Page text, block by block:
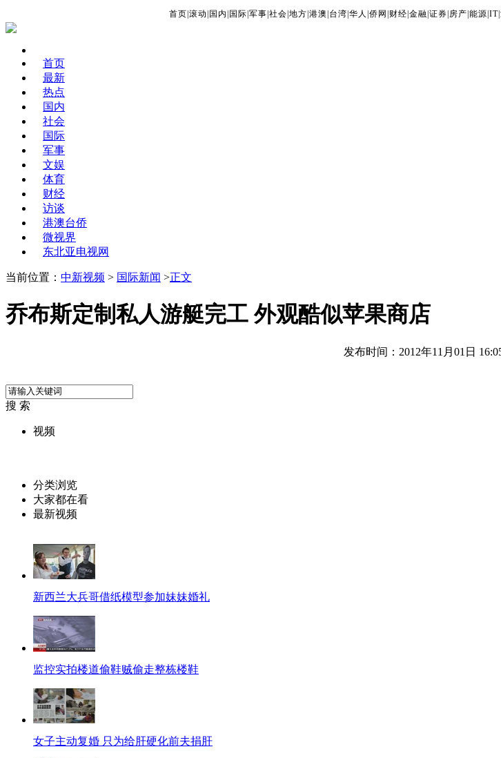
首页 滚动 国内 国际 军事 社会 地方 港澳 台湾 华人 侨网 财经 金融 证券 房产 能源 IT|
首页
最新
热点
国内
社会
国际
军事
文娱
体育
财经
访谈
港澳台侨
微视界
东北亚电视网
当前位置： 中新视频 > 国际新闻 >正文
乔布斯定制私人游艇完工 外观酷似苹果商店
发布时间：2012年11月01日
搜 索
视频
分类浏览
大家都在看
最新视频
新西兰大兵哥借纸模型参加妹妹婚礼
监控实拍楼道偷鞋贼偷走整栋楼鞋
女子主动复婚 只为给肝硬化前夫捐肝